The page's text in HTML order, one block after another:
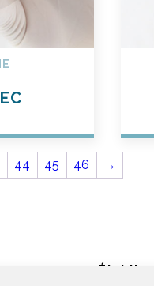
44 45 46 →